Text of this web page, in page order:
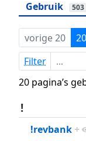
Gebruik
503
vorige 20 20
Filter
20 pagina’s
!
!revbank +